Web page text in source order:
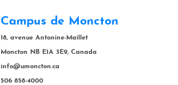
Campus de Moncton
18, avenue Antonine-Maillet
Moncton NB E1A 3E9, Canada
info@umoncton.ca
506 858-4000